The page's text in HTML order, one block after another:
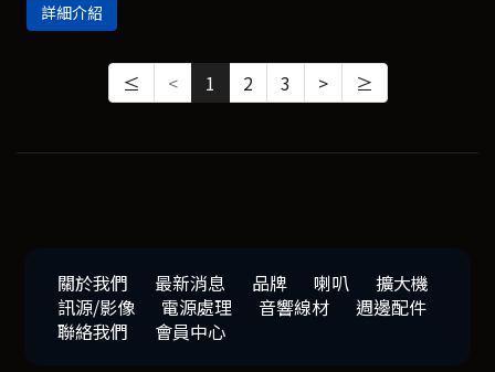
詳細介紹
≤ < 1 2 3 > ≥
關於我們 最新消息 品牌 喇叭
擴大機
訊源/影像
電源處理 音響線材
週邊配件
聯絡我們
會員中心